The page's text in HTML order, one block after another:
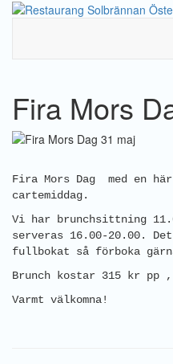
Fira Mors
Fira Mors Dag med en
cartemiddag.
Vi har brunchsittning
serveras 16.00-20.00.
fullbokat så förboka
Brunch kostar 315 kr pp
Varmt välkomna!